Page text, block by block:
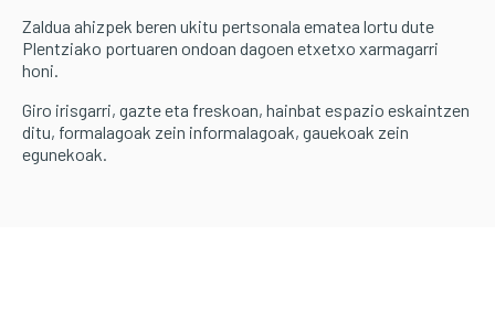
Zaldua ahizpek beren ukitu pertsonala ematea lortu dute
Plentziako portuaren ondoan dagoen etxetxo xarmagarri
honi.
Giro irisgarri, gazte eta freskoan, hainbat espazio eskaintzen
ditu, formalagoak zein informalagoak, gauekoak zein
egunekoak.